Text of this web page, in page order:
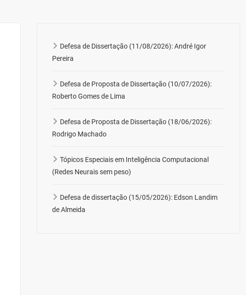
Defesa de Dissertação (11/08/2026): André Igor
Pereira
Defesa de Proposta de Dissertação (10/07/2026):
Roberto Gomes de Lima
Defesa de Proposta de Dissertação (18/06/2026):
Rodrigo Machado
Tópicos Especiais em Inteligência Computacional
(Redes Neurais sem peso)
Defesa de dissertação (15/05/2026): Edson Landim
de Almeida